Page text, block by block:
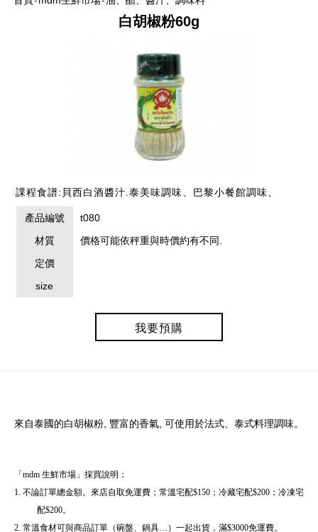
白胡椒粉60g
課程食譜:貝西白酒醬汁.泰美味調味、巴黎小餐館調味、
產品編號
t080
材質
價格可能依秤重與時價約有不同.
定價
size
我要預購
來自泰國的白胡椒粉, 豐富的香氣, 可使用於法式、泰式料理調味。
「mdm 生鮮市場」採買說明：
1. 不論訂單總金額。來店自取免運費；常溫宅配$150 ；冷藏宅配$200 ；冷凍宅
配$200。
2. 常溫食材可與商品訂單（碗盤、鍋具…）一起出貨，滿$3000免運費。